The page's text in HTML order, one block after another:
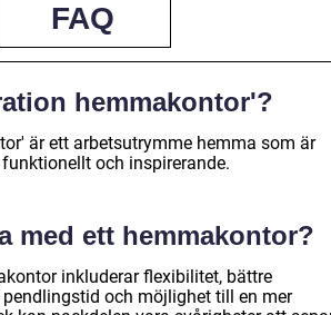
FAQ
hemmakontor'?
är ett arbetsutrymme hemma som är
och inspirerande.
med ett hemmakontor?
inkluderar flexibilitet, bättre
och möjlighet till en mer